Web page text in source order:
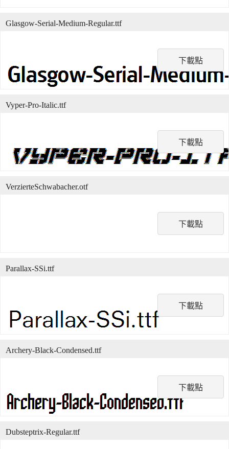
下載點
Glasgow-Serial-Medium-Regular.ttf
下載點
Vyper-Pro-Italic.ttf
下載點
VerzierteSchwabacher.otf
下載點
Parallax-SSi.ttf
下載點
Archery-Black-Condensed.ttf
Dubsteptrix-Regular.ttf